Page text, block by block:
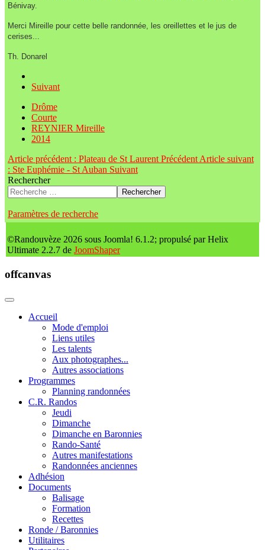
Bénivay.
Merci Mireille pour cette belle randonnée, les oreillettes et le jus de
cerises...
Th. Donarel
Suivant
Drôme
Courte
REYNIER Mireille
2014
Article précédent : Plateau de St Laurent Précédent Article suivant
: Ste Euphémie - St Auban Suivant
Rechercher
Rechercher
Paramètres de recherche
©Randouvèze 2026 sous Joomla! 6.1.2; propulsé par Helix
Ultimate 2.2.7 de JoomShaper
offcanvas
Accueil
Mode d'emploi
Liens utiles
Les talents
Aux photographes...
Autres associations
Programmes
Planning randonnées
C.R. Randos
Jeudi
Dimanche
Dimanche en Baronnies
Rando-Santé
Autres manifestations
Randonnées anciennes
Adhésion
Documents
Balisage
Formation
Recettes
Ronde / Baronnies
Utilitaires